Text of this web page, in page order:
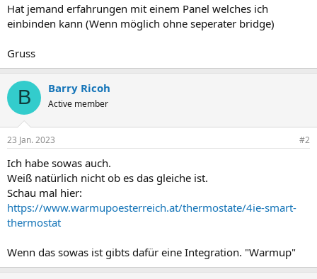
Hat jemand erfahrungen mit einem Panel welches ich
einbinden kann (Wenn möglich ohne seperater bridge)
Gruss
B Barry Ricoh
Active member
23 Jan. 2023 #2
Ich habe sowas auch.
Weiß natürlich nicht ob es das gleiche ist.
Schau mal hier:
https://www.warmupoesterreich.at/thermostate/4ie-smart-
thermostat
Wenn das sowas ist gibts dafür eine Integration. "Warmup"